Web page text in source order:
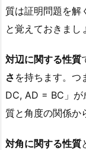
質は証明問題を解
と覚えておきまし
対辺に関する性質
さ を持ちます。つ
DC, AD = BC」が
質と角度の関係か
対角に関する性質